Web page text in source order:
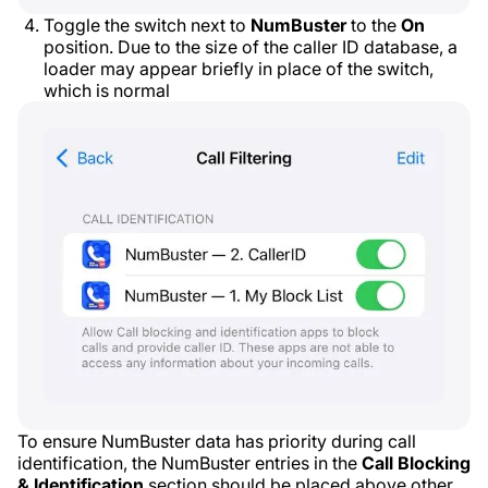
Toggle the switch next to NumBusterto the On
position. Due to the size of the caller ID database, a
loader may appear briefly in place of the switch,
which is normal
To ensure NumBuster data has priority during call
identification, the NumBuster entries in the Call Blocking